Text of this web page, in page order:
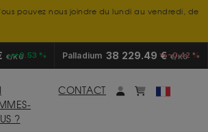
pouvez nous joindre du lundi au vendredi, de
€/KG+0.53 % Palladium 38 229.49 €€/KG
-0.42 %
?
CONTACT Mon compte
monpanier